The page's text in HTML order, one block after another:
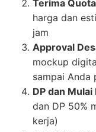
Terima
harga dan
jam
Approval
mockup
sampai Anda
DP dan
dan DP 50%
kerja)